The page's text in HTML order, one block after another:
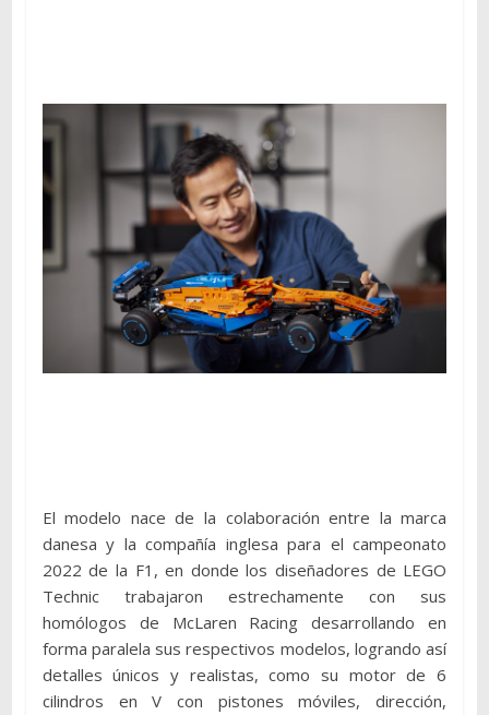
El modelo nace de la colaboración entre la marca
danesa y la compañía inglesa para el campeonato
2022 de la F1, en donde los diseñadores de LEGO
Technic trabajaron estrechamente con sus
homólogos de McLaren Racing desarrollando en
forma paralela sus respectivos modelos, logrando así
detalles únicos y realistas, como su motor de 6
cilindros en V con pistones móviles, dirección,